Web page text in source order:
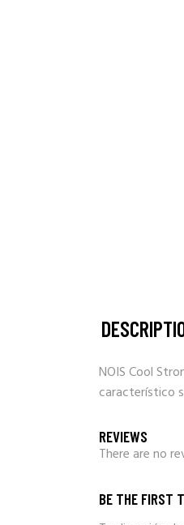
NOIS Cool
característico
REVIEWS
There are no
BE THE FIRST